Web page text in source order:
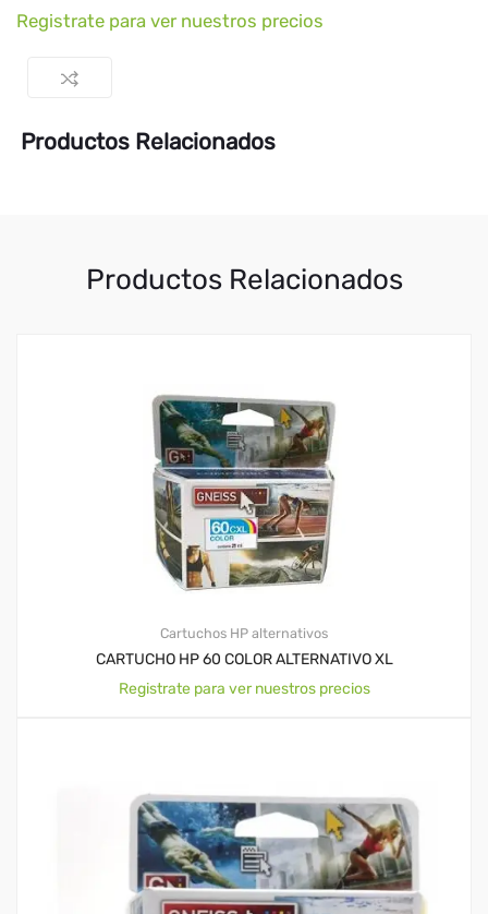
Registrate para ver nuestros precios
Productos Relacionados
Productos Relacionados
Cartuchos HP alternativos
CARTUCHO HP 60 COLOR ALTERNATIVO XL
Registrate para ver nuestros precios